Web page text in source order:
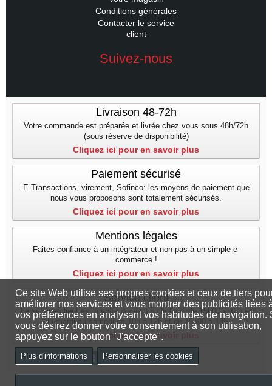
Conditions générales
Contacter le service
client
Suivez-nous
Livraison 48-72h
Votre commande est préparée et livrée chez vous sous 48h/72h
(sous réserve de disponibilité)
Cliquez ici pour en savoir plus
Paiement sécurisé
E-Transactions, virement, Sofinco: les moyens de paiement que
nous vous proposons sont totalement sécurisés.
Cliquez ici pour en savoir plus
Mentions légales
Faites confiance à un intégrateur et non pas à un simple e-
commerce !
Cliquez ici pour en savoir plus
Service client
Le service client est à votre disposition le lundi de 15h00 à 18h et
du mardi au samedi de 10h à 12h et de 15h00 a 18h
Cliquez ici pour en savoir plus
Ce site Web utilise ses propres cookies et ceux de tiers
améliorer nos services et vous montrer des publicités liées
vos préférences en analysant vos habitudes de navigation.
vous désirez donner votre consentement à son utilisation,
appuyez sur le bouton "J'accepte".
Plus d'informations Personnaliser les cookies